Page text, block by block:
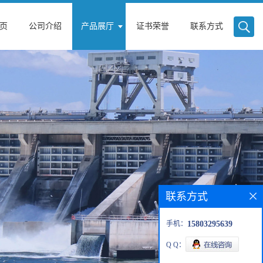
公司介绍 产品展厅 证书荣誉 联系方式
联系方式
手机： 15803295639
Q Q：